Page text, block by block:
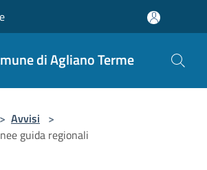
di Agliano Terme
> Avvisi >
guida regionali